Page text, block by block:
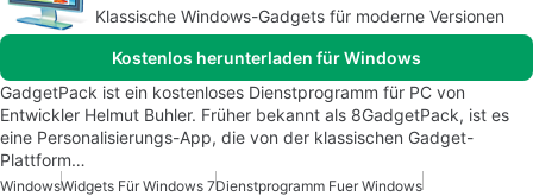
Klassische Windows-Gadgets für moderne Versionen
Kostenlos herunterladen für Windows
GadgetPack ist ein kostenloses Dienstprogramm für PC von
Entwickler Helmut Buhler. Früher bekannt als 8GadgetPack, ist es
eine Personalisierungs-App, die von der klassischen Gadget-
Plattform…
WindowsWidgets Für Windows 7Dienstprogramm Fuer Windows